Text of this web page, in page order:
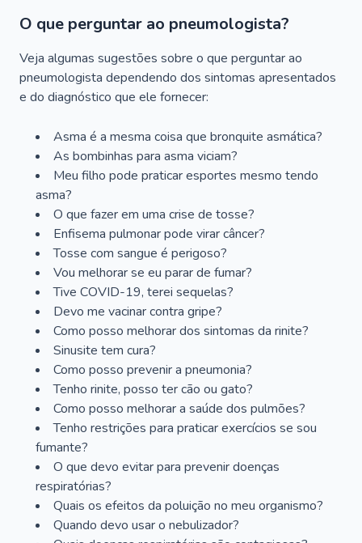
O que perguntar ao pneumologista?
Veja algumas sugestões sobre o que perguntar ao
pneumologista dependendo dos sintomas apresentados
e do diagnóstico que ele fornecer:
Asma é a mesma coisa que bronquite asmática?
As bombinhas para asma viciam?
Meu filho pode praticar esportes mesmo tendo
asma?
O que fazer em uma crise de tosse?
Enfisema pulmonar pode virar câncer?
Tosse com sangue é perigoso?
Vou melhorar se eu parar de fumar?
Tive COVID-19, terei sequelas?
Devo me vacinar contra gripe?
Como posso melhorar dos sintomas da rinite?
Sinusite tem cura?
Como posso prevenir a pneumonia?
Tenho rinite, posso ter cão ou gato?
Como posso melhorar a saúde dos pulmões?
Tenho restrições para praticar exercícios se sou
fumante?
O que devo evitar para prevenir doenças
respiratórias?
Quais os efeitos da poluição no meu organismo?
Quando devo usar o nebulizador?